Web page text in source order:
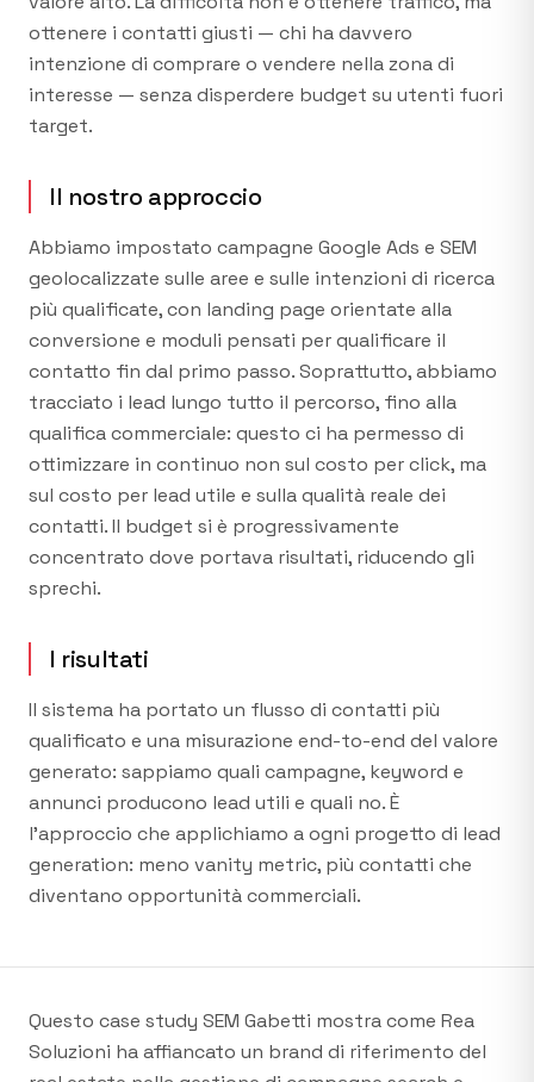
ottenere i contatti giusti — chi ha davvero
intenzione di comprare o vendere nella zona di
interesse — senza disperdere budget su utenti fuori
target.
Il nostro approccio
Abbiamo impostato campagne Google Ads e SEM
geolocalizzate sulle aree e sulle intenzioni di ricerca
più qualificate, con landing page orientate alla
conversione e moduli pensati per qualificare il
contatto fin dal primo passo. Soprattutto, abbiamo
tracciato i lead lungo tutto il percorso, fino alla
qualifica commerciale: questo ci ha permesso di
ottimizzare in continuo non sul costo per click, ma
sul costo per lead utile e sulla qualità reale dei
contatti. Il budget si è progressivamente
concentrato dove portava risultati, riducendo gli
sprechi.
I risultati
Il sistema ha portato un flusso di contatti più
qualificato e una misurazione end-to-end del valore
generato: sappiamo quali campagne, keyword e
annunci producono lead utili e quali no. È
l'approccio che applichiamo a ogni progetto di lead
generation: meno vanity metric, più contatti che
diventano opportunità commerciali.
Questo case study SEM Gabetti mostra come Rea
Soluzioni ha affiancato un brand di riferimento del